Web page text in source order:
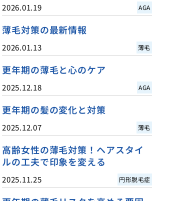
2026.01.19 AGA
薄毛対策の最新情報
2026.01.13 薄毛
更年期の薄毛と心のケア
2025.12.18 AGA
更年期の髪の変化と対策
2025.12.07 薄毛
高齢女性の薄毛対策！ヘアスタイ
ルの工夫で印象を変える
2025.11.25 円形脱毛症